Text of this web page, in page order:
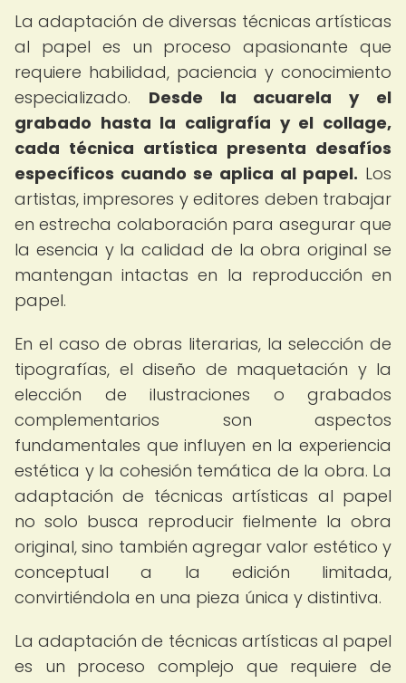
La adaptación de diversas técnicas artísticas
al papel es un proceso apasionante que
requiere habilidad, paciencia y conocimiento
especializado. Desde la acuarela y el
grabado hasta la caligrafía y el collage,
cada técnica artística presenta desafíos
específicos cuando se aplica al papel. Los
artistas, impresores y editores deben trabajar
en estrecha colaboración para asegurar que
la esencia y la calidad de la obra original se
mantengan intactas en la reproducción en
papel.
En el caso de obras literarias, la selección de
tipografías, el diseño de maquetación y la
elección de ilustraciones o grabados
complementarios son aspectos
fundamentales que influyen en la experiencia
estética y la cohesión temática de la obra. La
adaptación de técnicas artísticas al papel
no solo busca reproducir fielmente la obra
original, sino también agregar valor estético y
conceptual a la edición limitada,
convirtiéndola en una pieza única y distintiva.
La adaptación de técnicas artísticas al papel
es un proceso complejo que requiere de